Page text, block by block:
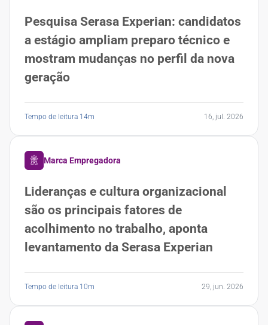
Pesquisa Serasa Experian: candidatos
a estágio ampliam preparo técnico e
mostram mudanças no perfil da nova
geração
Tempo de leitura 14m 16, jul. 2026
Marca Empregadora
Lideranças e cultura organizacional
são os principais fatores de
acolhimento no trabalho, aponta
levantamento da Serasa Experian
Tempo de leitura 10m 29, jun. 2026